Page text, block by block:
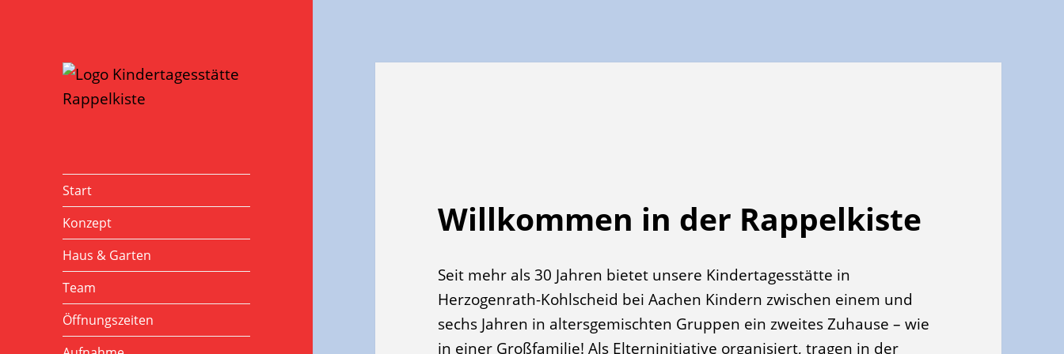
Start
Konzept
Haus & Garten
Team
Öffnungszeiten
Willkommen in der Rappelkiste
Seit mehr als 30 Jahren bietet unsere Kindertagesstätte in
Herzogenrath-Kohlscheid bei Aachen Kindern zwischen einem und
sechs Jahren in altersgemischten Gruppen ein zweites Zuhause – wie
in einer Großfamilie! Als Elterninitiative organisiert, tragen in der